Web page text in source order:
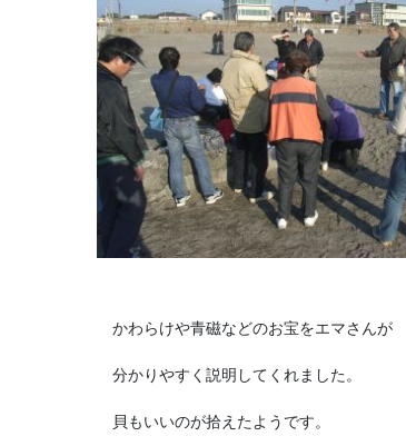
かわらけや青磁などのお宝をエマさんが
分かりやすく説明してくれました。
貝もいいのが拾えたようです。